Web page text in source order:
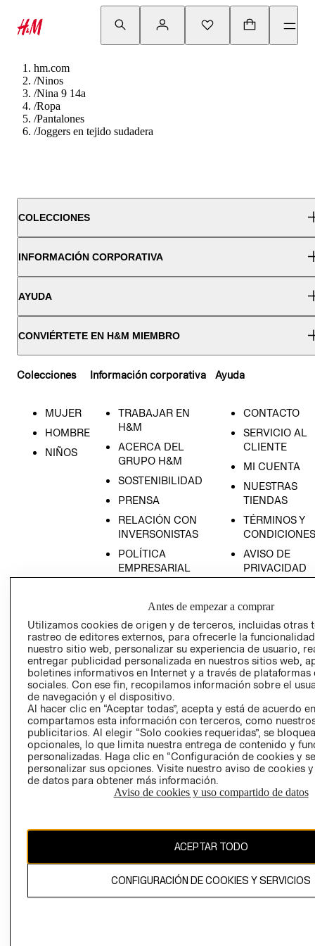
hm.com
/Ninos
/Nina 9 14a
/Ropa
/Pantalones
/Joggers en tejido sudadera
COLECCIONES
INFORMACIÓN CORPORATIVA
AYUDA
CONVIÉRTETE EN H&M MIEMBRO
Colecciones
MUJER
HOMBRE
NIÑOS
Información corporativa
TRABAJAR EN
H&M
ACERCA DEL
GRUPO H&M
SOSTENIBILIDAD
PRENSA
RELACIÓN CON
INVERSONISTAS
POLÍTICA
EMPRESARIAL
Ayuda
CONTACTO
SERVICIO AL
CLIENTE
MI CUENTA
NUESTRAS
TIENDAS
TÉRMINOS Y
CONDICIONES
AVISO DE
PRIVACIDAD
AVISO DE
COOKIES
LIBRO DE
Ecuador ($)
CAMBIAR REGIÓN
El contenido de esta página web está protegido por copyright y es
propiedad de H&M Hennes & Mauritz AB.
Antes de empezar a comprar
Utilizamos cookies de origen y de terceros, incluidas otras
rastreo de editores externos, para ofrecerle la
nuestro sitio web, personalizar su experiencia de usuario,
entregar publicidad personalizada en nuestros sitios web,
boletines informativos en Internet y a través de plataformas
sociales. Con ese fin, recopilamos información sobre el
de navegación y el dispositivo.
Al hacer clic en “Aceptar todas”, acepta y está de acuerdo
compartamos esta información con terceros, como
publicitarios. Al elegir “Solo cookies requeridas”, se
opcionales, lo que limita nuestra entrega de contenido y
personalizadas. Haga clic en “Configuración de cookies y
personalizar sus opciones. Visite nuestro aviso de cookies
de datos para obtener más información.
Aviso de cookies y uso compartido de datos
ACEPTAR TODO
CONFIGURACIÓN DE COOKIES Y SERVICIOS